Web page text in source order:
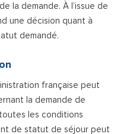
la demande. À l’issue de
une décision quant à
demandé.
française peut
la demande de
les conditions
de statut de séjour peut